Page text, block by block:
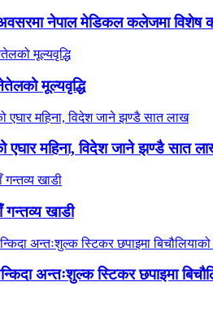
नेपाल मेडिकल कलेजमा विशेष
मूल्यवृद्धि
एघार महिना, विदेश जाने झण्डै सात
गन्तव्य खाडी
अन्तःशुल्क स्टिकर छपाइमा